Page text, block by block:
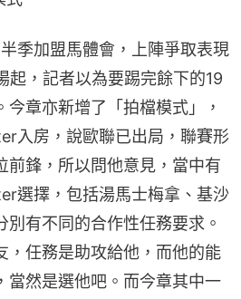
季加盟馬體會，上陣爭取表現
起，記者以為要踢完餘下的19
章亦新增了「拍檔模式」，
入房，說歐聯已出局，聯賽形
前鋒，所以問他意見，當中有
選擇，包括湯馬士梅拿、基沙
別有不同的合作性任務要求。
，任務是助攻給他，而他的能
當然是選他吧。而今章其中一